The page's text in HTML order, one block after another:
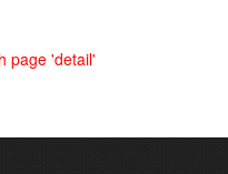
page 'detail'